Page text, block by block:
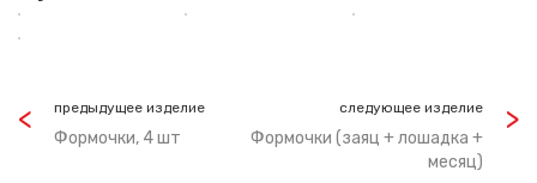
предыдущее изделие
Формочки, 4 шт
следующее изделие
Формочки (заяц + лошадка +
месяц)